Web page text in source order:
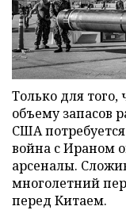
Только для
объему запасов
США
война с Ираном
арсеналы.
многолетний
перед Китаем.